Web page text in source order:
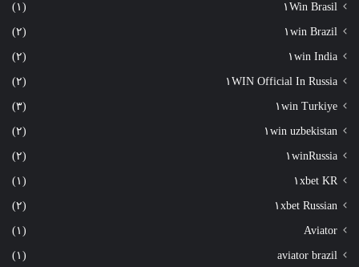
١Win Brasil (١)
١win Brazil (٢)
١win India (٢)
١WIN Official In Russia (٢)
١win Turkiye (٣)
١win uzbekistan (٢)
١winRussia (٢)
١xbet KR (١)
١xbet Russian (٢)
Aviator (١)
aviator brazil (١)